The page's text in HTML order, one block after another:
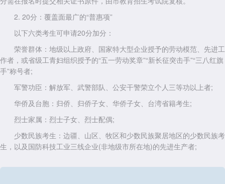
2. 20分：覆盖面最广的“普惠项”
以下六类考生可申请20分加分：
荣誉群体：地级以上政府、国家特大型企业授予的劳动模范、先进工
作者，或省级工青妇组织授予的“五一劳动奖章”“新长征突击手”“三八红旗
手”称号者;
军警功臣：解放军、武警部队、公安干警荣立个人三等功以上者;
华侨及台胞：归侨、归侨子女、华侨子女、台湾省籍考生;
烈士家属：烈士子女、烈士配偶;
少数民族考生：边疆、山区、牧区和少数民族聚居地区的少数民族考
生，以及国防科技工业三线企业(非地级市所在地)的先进生产者;